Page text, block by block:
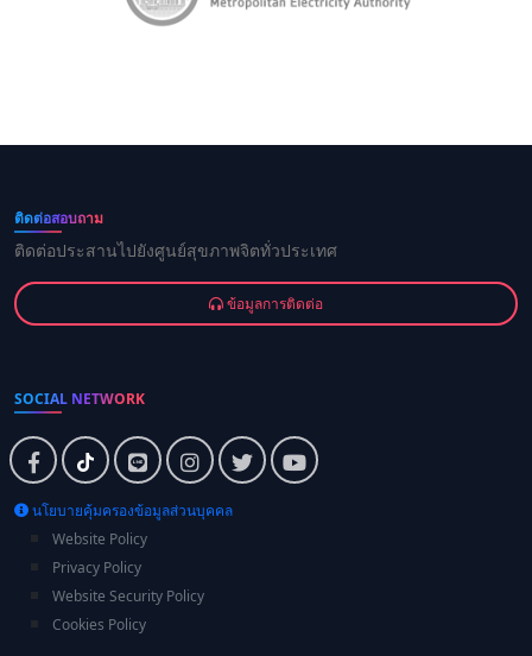
ติดต่อสอบถาม
ติดต่อประสานไปยังศูนย์สุขภาพจิตทั่วประเทศ
ข้อมูลการติดต่อ
SOCIAL NETWORK
นโยบายคุ้มครองข้อมูลส่วนบุคคล
Website Policy
Privacy Policy
Website Security Policy
Cookies Policy